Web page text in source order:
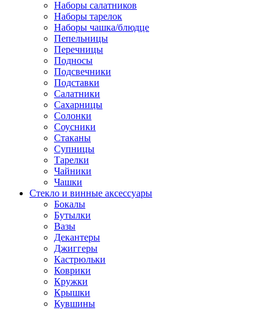
Наборы салатников
Наборы тарелок
Наборы чашка/блюдце
Пепельницы
Перечницы
Подносы
Подсвечники
Подставки
Салатники
Сахарницы
Солонки
Соусники
Стаканы
Супницы
Тарелки
Чайники
Чашки
Стекло и винные аксессуары
Бокалы
Бутылки
Вазы
Декантеры
Джиггеры
Кастрюльки
Коврики
Кружки
Крышки
Кувшины